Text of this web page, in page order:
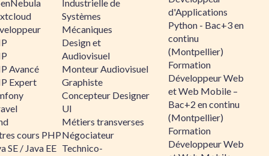
Avancé
Expert
cours PHP
SE / Java EE
Industrielle de
Systèmes
Mécaniques
Design et
Audiovisuel
Monteur Audiovisuel
Graphiste
Concepteur Designer
UI
Métiers transverses
Négociateur
Technico-
d'Applications
Python - Bac+3 en
continu
(Montpellier)
Formation
Développeur Web
et Web Mobile –
Bac+2 en continu
(Montpellier)
Formation
Développeur Web